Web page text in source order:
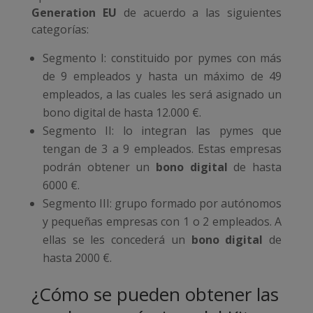
Generation EU de acuerdo a las siguientes
categorías:
Segmento I: constituido por pymes con más
de 9 empleados y hasta un máximo de 49
empleados, a las cuales les será asignado un
bono digital de hasta 12.000 €.
Segmento II: lo integran las pymes que
tengan de 3 a 9 empleados. Estas empresas
podrán obtener un bono digital de hasta
6000 €.
Segmento III: grupo formado por autónomos
y pequeñas empresas con 1 o 2 empleados. A
ellas se les concederá un bono digital de
hasta 2000 €.
¿Cómo se pueden obtener las